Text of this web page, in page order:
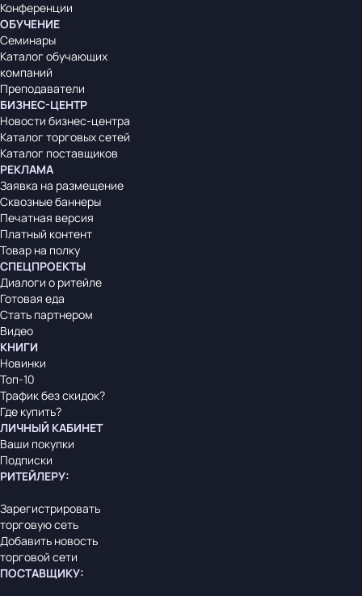
Конференции
ОБУЧЕНИЕ
Семинары
Каталог обучающих
компаний
Преподаватели
БИЗНЕС-ЦЕНТР
Новости бизнес-центра
Каталог торговых сетей
Каталог поставщиков
РЕКЛАМА
Заявка на размещение
Сквозные баннеры
Печатная версия
Платный контент
Товар на полку
СПЕЦПРОЕКТЫ
Диалоги о ритейле
Готовая еда
Стать партнером
Видео
КНИГИ
Новинки
Топ-10
Трафик без скидок?
Где купить?
ЛИЧНЫЙ КАБИНЕТ
Ваши покупки
Подписки
РИТЕЙЛЕРУ:
Зарегистрировать
торговую сеть
Добавить новость
торговой сети
ПОСТАВЩИКУ: